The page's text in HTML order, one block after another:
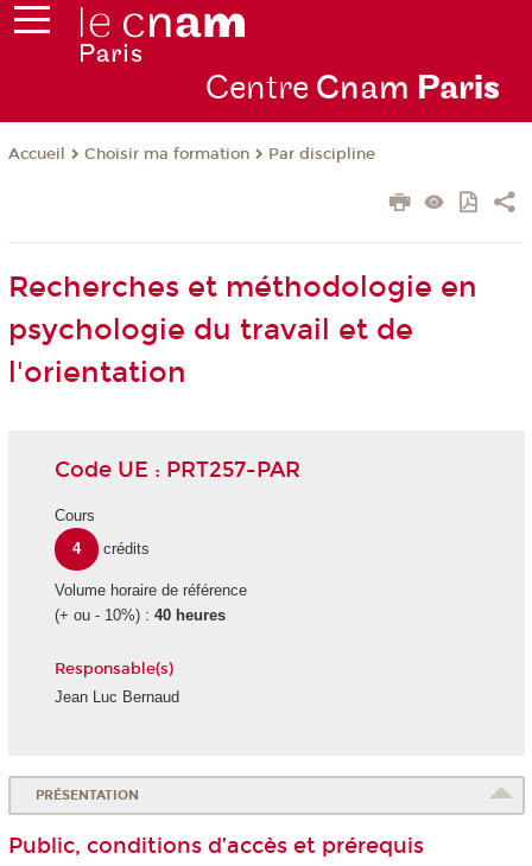
Centre Cnam Paris
Accueil Choisir ma formation Par discipline
Recherches et méthodologie en
psychologie du travail et de
l'orientation
Code UE : PRT257-PAR
Cours
4
crédits
Volume horaire de référence
(+ ou - 10%) : 40 heures
Responsable(s)
Jean Luc Bernaud
PRÉSENTATION
Public, conditions d’accès et prérequis